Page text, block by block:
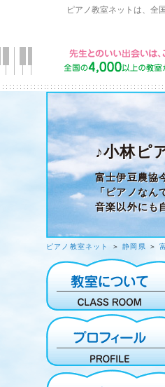
ピアノ教室ネットは、全
♪小林ピ
富士伊豆農協
「ピアノなん
音楽以外にも
ピアノ教室ネット ＞静岡県 ＞